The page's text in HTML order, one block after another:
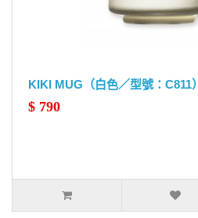
KIKI MUG（白色／型號：C811）
$ 790